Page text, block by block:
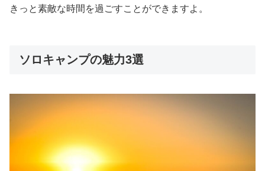
きっと素敵な時間を過ごすことができますよ。
ソロキャンプの魅力3選